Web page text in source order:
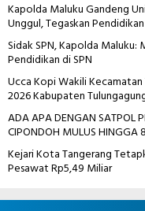
Kapolda Maluku Gandeng
Unggul, Tegaskan
Sidak SPN, Kapolda
Pendidikan di SPN
Ucca Kopi Wakili
2026 Kabupaten
ADA APA DENGAN SATPOL
CIPONDOH MULUS
Kejari Kota Tangerang
Pesawat Rp5,49 Miliar